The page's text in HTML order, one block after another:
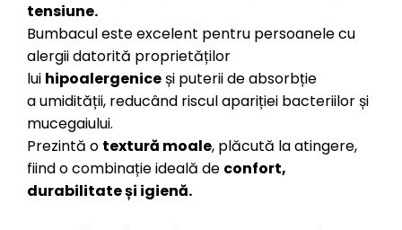
tensiune.
Bumbacul este excelent pentru persoanele cu
alergii datorită proprietăților
lui hipoalergeniceși puterii de absorbție
a umidității, reducând riscul apariției bacteriilor și
mucegaiului.
Prezintă o textură moale, plăcută la atingere,
fiind o combinație ideală de confort,
durabilitate și igienă.